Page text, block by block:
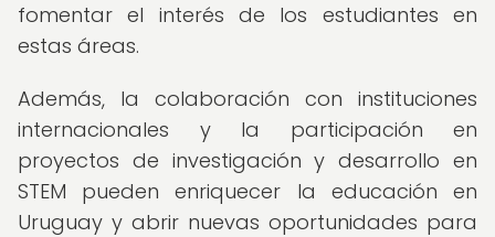
fomentar el interés de los estudiantes en
estas áreas.
Además, la colaboración con instituciones
internacionales y la participación en
proyectos de investigación y desarrollo en
STEM pueden enriquecer la educación en
Uruguay y abrir nuevas oportunidades para